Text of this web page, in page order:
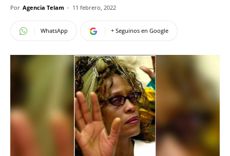
Por Agencia Telam - 11 febrero, 2022
WhatsApp + Seguinos en Google